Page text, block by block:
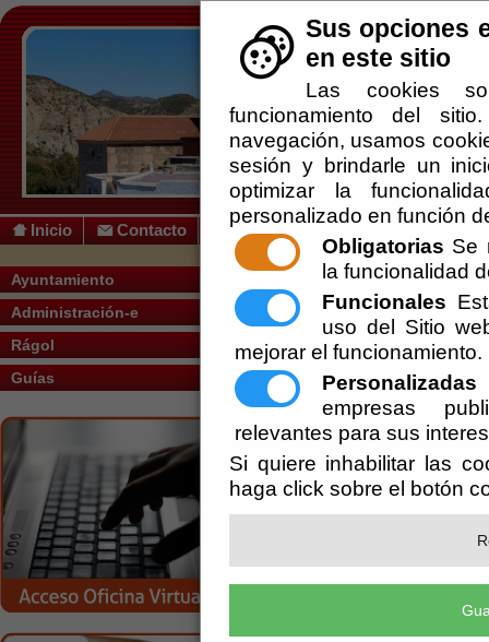
Sus opciones
en este sitio
Las cookies
funcionamiento del
navegación, usamos
sesión y brindarle un
optimizar la
personalizado en función
Obligatorias Se
la funcionalidad
Funcionales
uso del Sitio
mejorar el funcionamiento.
Personalizadas
empresas
relevantes para sus
Si quiere inhabilitar las
haga click sobre el botón
Inicio Contacto
Ayuntamiento
Administración-e
Rágol
Guías
Usted se encuentra aquí:Inicio // Agenda
FIESTAS PATRONALES DE
Del: 17/08/2016Hasta: